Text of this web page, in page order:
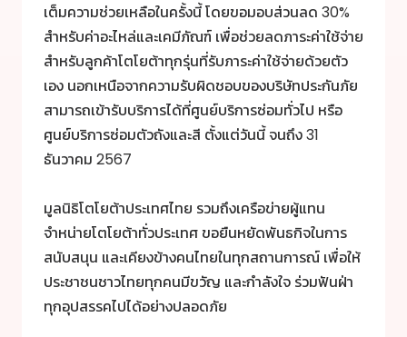
เต็มความช่วยเหลือในครั้งนี้ โดยขอมอบส่วนลด 30%
สำหรับค่าอะไหล่และเคมีภัณฑ์ เพื่อช่วยลดภาระค่าใช้จ่าย
สำหรับลูกค้าโตโยต้าทุกรุ่นที่รับภาระค่าใช้จ่ายด้วยตัว
เอง นอกเหนือจากความรับผิดชอบของบริษัทประกันภัย
สามารถเข้ารับบริการได้ที่ศูนย์บริการซ่อมทั่วไป หรือ
ศูนย์บริการซ่อมตัวถังและสี ตั้งแต่วันนี้ จนถึง 31
ธันวาคม 2567
มูลนิธิโตโยต้าประเทศไทย รวมถึงเครือข่ายผู้แทน
จำหน่ายโตโยต้าทั่วประเทศ ขอยืนหยัดพันธกิจในการ
สนับสนุน และเคียงข้างคนไทยในทุกสถานการณ์ เพื่อให้
ประชาชนชาวไทยทุกคนมีขวัญ และกำลังใจ ร่วมฟันฝ่า
ทุกอุปสรรคไปได้อย่างปลอดภัย